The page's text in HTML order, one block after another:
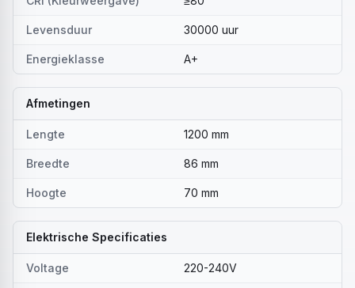
Levensduur 30000 uur
Energieklasse A+
Afmetingen
Lengte 1200 mm
Breedte 86 mm
Hoogte 70 mm
Elektrische Specificaties
Voltage 220-240V